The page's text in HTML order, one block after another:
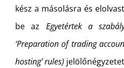
kész a másolásra és
be az Egyetértek a
‘Preparation of trading
hosting’ rules)